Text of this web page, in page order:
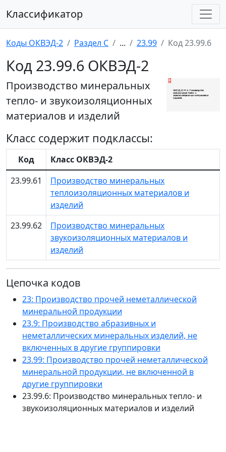
Классификатор
Коды ОКВЭД-2 Раздел C ... 23.99 Код 23.99.6
Код 23.99.6 ОКВЭД-2
Производство минеральных
тепло- и звукоизоляционных
материалов и изделий
Класс содержит подклассы:
Код
Класс ОКВЭД-2
23.99.61
Производство минеральных
теплоизоляционных материалов и
изделий
23.99.62
Производство минеральных
звукоизоляционных материалов и
изделий
Цепочка кодов
23: Производство прочей неметаллической
минеральной продукции
23.9: Производство абразивных и
неметаллических минеральных изделий, не
включенных в другие группировки
23.99: Производство прочей неметаллической
минеральной продукции, не включенной в
другие группировки
23.99.6: Производство минеральных тепло- и
звукоизоляционных материалов и изделий